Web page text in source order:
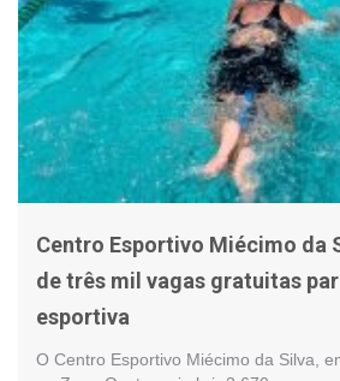
Centro Esportivo Miécimo da
de três mil vagas gratuitas
esportiva
O Centro Esportivo Miécimo da Silva,